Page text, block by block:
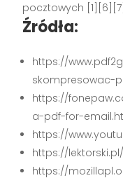
pocztowych
Źródła:
https://
skompresowac-
https://
a-pdf-for-
https://
https://
https://